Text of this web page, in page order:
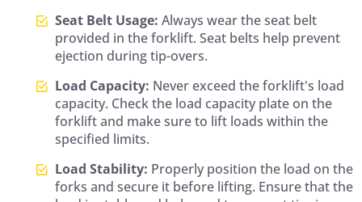
Seat Belt Usage: Always wear the seat belt
provided in the forklift. Seat belts help prevent
ejection during tip-overs.
Load Capacity: Never exceed the forklift's load
capacity. Check the load capacity plate on the
forklift and make sure to lift loads within the
specified limits.
Load Stability: Properly position the load on the
forks and secure it before lifting. Ensure that the